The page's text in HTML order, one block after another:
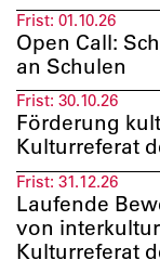
Frist: 01.10.26
Open Call:
an Schulen
Frist: 30.10.26
Förderung
Kulturreferat
Frist: 31.12.26
Laufende
von
Kulturreferat